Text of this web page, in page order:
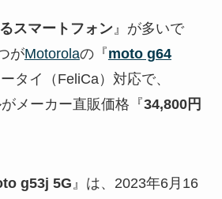
スマートフォン』が多いで
がMotorolaの『moto g64
タイ（FeliCa）対応で、
メーカー直販価格『34,800円
g53j 5G 』は、2023年6月16